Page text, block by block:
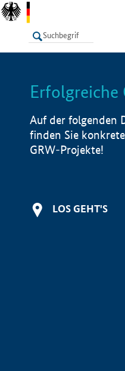
LISTE
Erfolgreiche
Auf der folgenden
finden Sie
GRW-Projekte!
LOS GEHT'S